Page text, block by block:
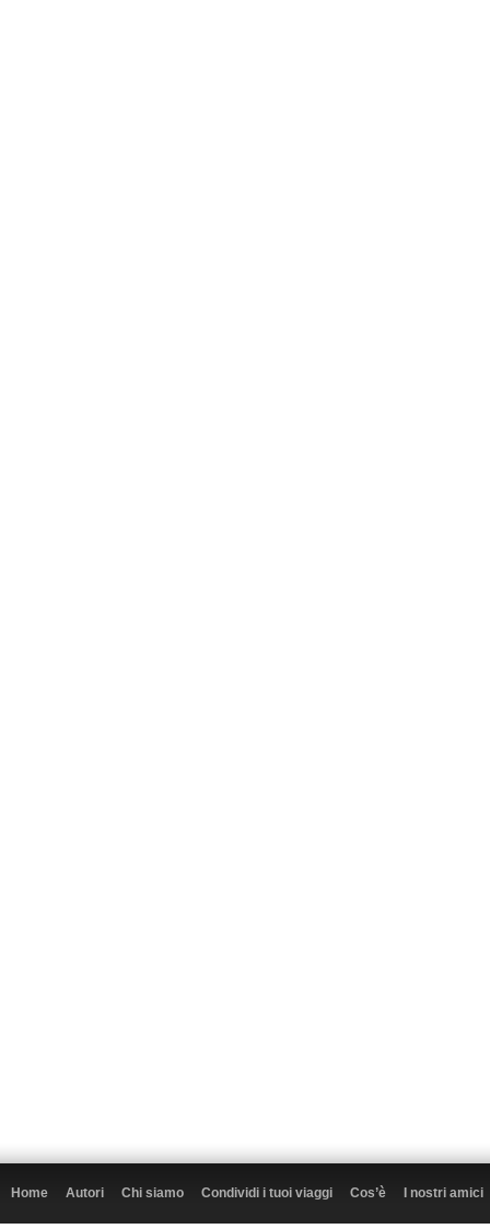
Home Autori Chi siamo Condividi i tuoi viaggi Cos’è I nostri amici